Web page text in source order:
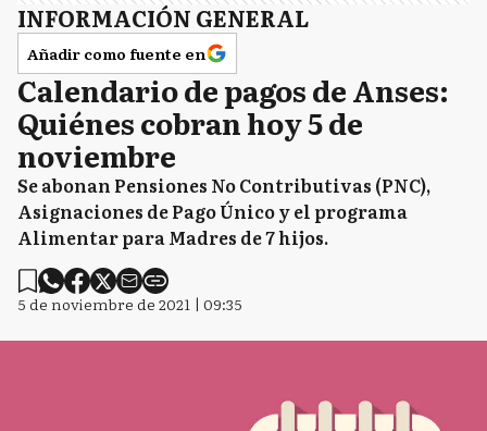
INFORMACIÓN GENERAL
Añadir como fuente en
Calendario de pagos de Anses:
Quiénes cobran hoy 5 de
noviembre
Se abonan Pensiones No Contributivas (PNC),
Asignaciones de Pago Único y el programa
Alimentar para Madres de 7 hijos.
5 de noviembre de 2021 | 09:35